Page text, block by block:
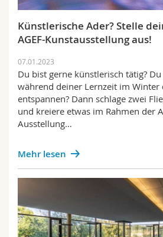
Künstlerische Ader? Stelle
AGEF-Kunstausstellung aus!
07.01.2023
Du bist gerne künstlerisch tätig?
während deiner Lernzeit im Winter
entspannen? Dann schlage zwei
und kreiere etwas im Rahmen der
Ausstellung…
Mehr lesen